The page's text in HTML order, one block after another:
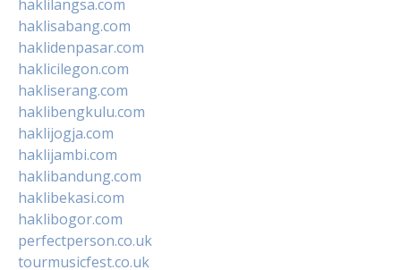
haklilangsa.com
haklisabang.com
haklidenpasar.com
haklicilegon.com
hakliserang.com
haklibengkulu.com
haklijogja.com
haklijambi.com
haklibandung.com
haklibekasi.com
haklibogor.com
perfectperson.co.uk
tourmusicfest.co.uk